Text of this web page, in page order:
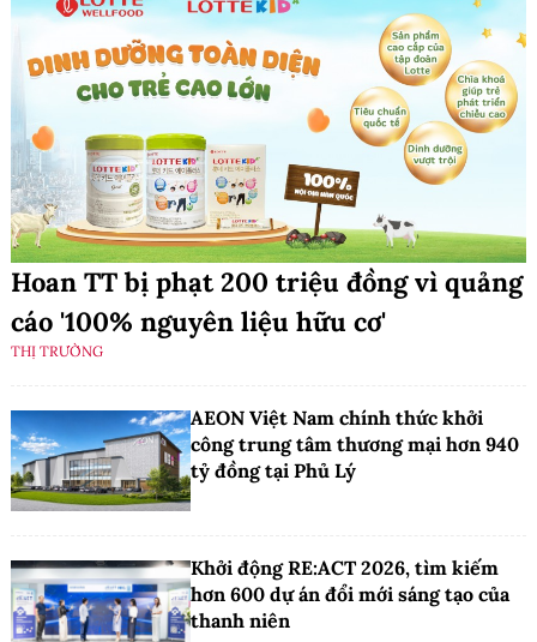
Hoan TT bị phạt 200 triệu đồng vì quảng
cáo '100% nguyên liệu hữu cơ'
THỊ TRƯỜNG
AEON Việt Nam chính thức khởi
công trung tâm thương mại hơn 940
tỷ đồng tại Phủ Lý
Khởi động RE:ACT 2026, tìm kiếm
hơn 600 dự án đổi mới sáng tạo của
thanh niên